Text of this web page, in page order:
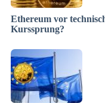
Ethereum vor
Kurssprung?